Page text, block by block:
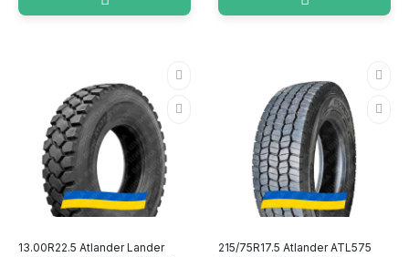
13.00R22.5 Atlander Lander
215/75R17.5 Atlander ATL575